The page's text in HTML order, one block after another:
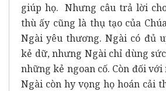
giúp họ. Nhưng câu trả lời
thù ấy cũng là thụ tạo của
Ngài yêu thương. Ngài có đủ
kẻ dữ, nhưng Ngài chỉ dùng
những kẻ ngoan cố. Còn đối
Ngài còn hy vọng họ hoán cải